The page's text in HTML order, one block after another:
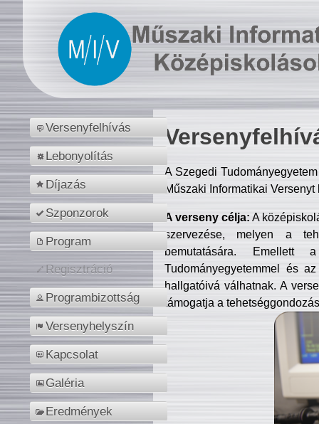
Versenyfelhívás
Lebonyolítás
Díjazás
Szponzorok
Program
Regisztráció
Programbizottság
Versenyhelyszín
Kapcsolat
Galéria
Eredmények
A Szegedi
Műszaki Informatikai
A verseny célja: A
szervezése, melyen a
bemutatására. Emellett
Tudományegyetemmel és
hallgatóivá válhatnak. A
támogatja a